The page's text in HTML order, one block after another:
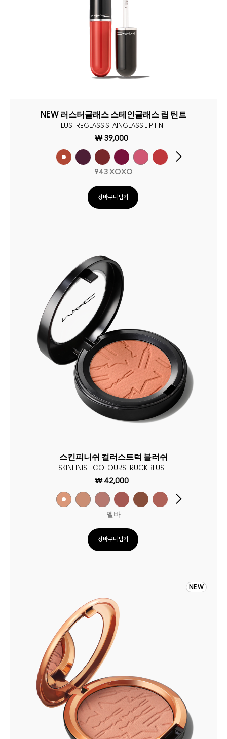
NEW 러스터글래스 스테인글래스 립 틴트
LUSTREGLASS STAINGLASS LIP TINT
₩ 39,000
943 XOXO
장바구니 담기
스킨피니쉬 컬러스트럭 블러쉬
SKINFINISH COLOURSTRUCK BLUSH
₩ 42,000
멜바
장바구니 담기
NEW